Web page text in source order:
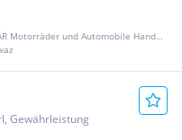
MOTORBÄR Motorräder und Automobile Handelsgesellschaft m.b.H.
Gewährleistung